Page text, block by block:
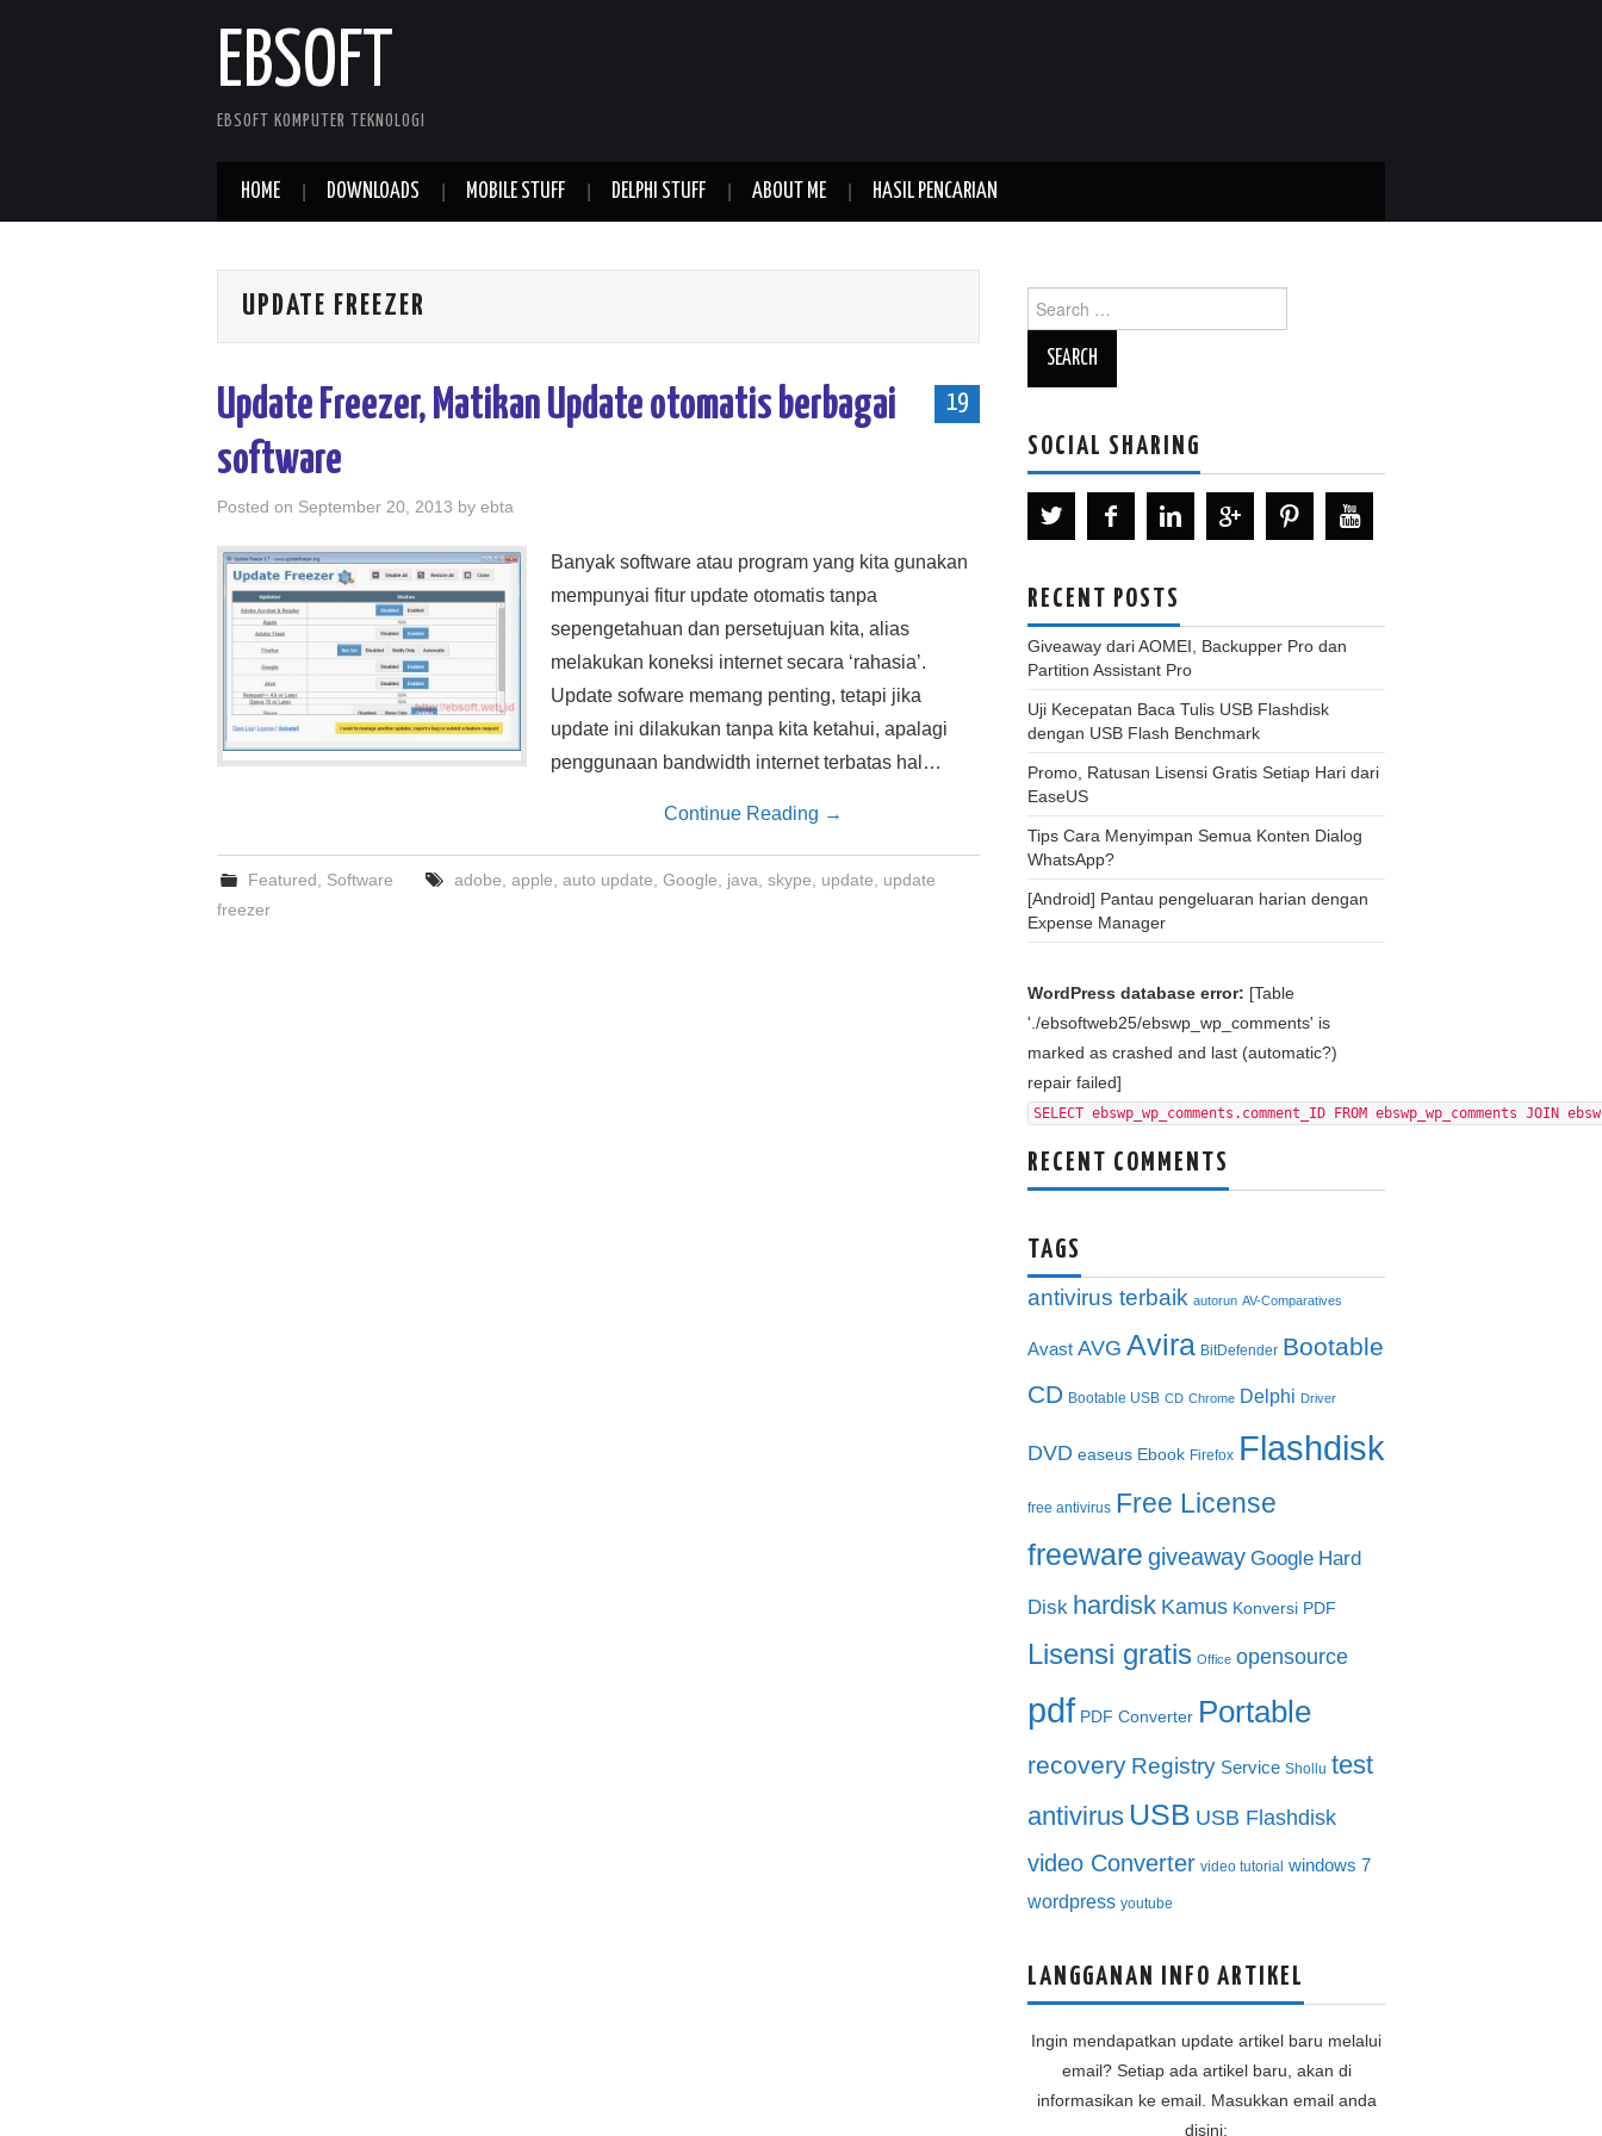
EBSOFT
EBSOFT KOMPUTER TEKNOLOGI
HOME DOWNLOADS MOBILE STUFF DELPHI STUFF ABOUT ME HASIL PENCARIAN
UPDATE FREEZER
19
Update Freezer, Matikan Update otomatis berbagai
software
Posted on September 20, 2013 by ebta
Banyak software atau program yang kita gunakan
mempunyai fitur update otomatis tanpa
sepengetahuan dan persetujuan kita, alias
melakukan koneksi internet secara ‘rahasia’.
Update sofware memang penting, tetapi jika
update ini dilakukan tanpa kita ketahui, apalagi
penggunaan bandwidth internet terbatas hal…
Continue Reading →
Featured Software adobe apple auto update Google java skype update
update
freezer
for:
SOCIAL SHARING
RECENT POSTS
Giveaway dari AOMEI, Backupper Pro dan
Partition Assistant Pro
Uji Kecepatan Baca Tulis USB Flashdisk
dengan USB Flash Benchmark
Promo, Ratusan Lisensi Gratis Setiap Hari dari
EaseUS
Tips Cara Menyimpan Semua Konten Dialog
WhatsApp?
[Android] Pantau pengeluaran harian dengan
Expense Manager
WordPress database error: [Table
'./ebsoftweb25/ebswp_wp_comments' is
marked as crashed and last (automatic?)
repair failed]
SELECT ebswp_wp_comments.comment_ID FROM ebswp_wp_comments
RECENT COMMENTS
TAGS
antivirus terbaik autorun AV-Comparatives
Avast AVG Avira BitDefender Bootable
CD Bootable USB CD Chrome Delphi Driver
DVD easeus Ebook Firefox Flashdisk
free antivirus Free License
freeware giveaway Google Hard
Disk hardisk Kamus Konversi PDF
Lisensi gratis Office opensource
pdf PDF Converter Portable
recovery Registry Service Shollu test
antivirus USB USB Flashdisk
video Converter video tutorial windows 7
wordpress youtube
LANGGANAN INFO ARTIKEL
Ingin mendapatkan update artikel baru melalui
email? Setiap ada artikel baru, akan di
informasikan ke email. Masukkan email anda
disini: